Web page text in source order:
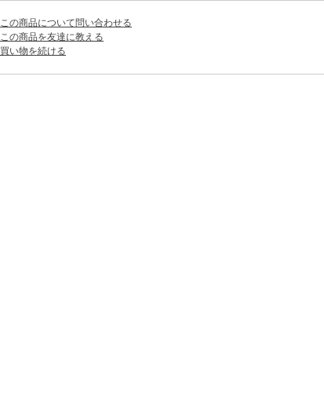
この商品について問い合わせる
この商品を友達に教える
買い物を続ける